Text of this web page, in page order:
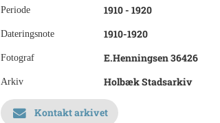
Periode 1910 - 1920
Dateringsnote 1910-1920
Fotograf E.Henningsen 36426
Arkiv Holbæk Stadsarkiv
Kontakt arkivet